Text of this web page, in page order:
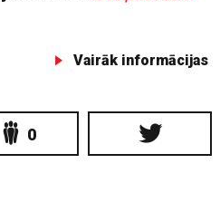
Vairāk informācijas
0